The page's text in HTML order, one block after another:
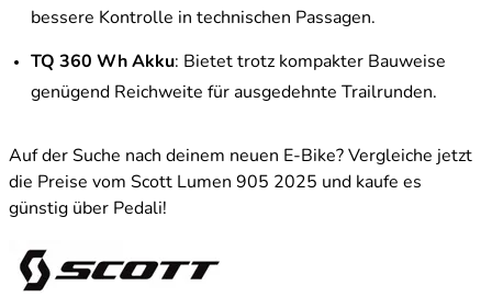
bessere Kontrolle in technischen Passagen.
TQ 360 Wh Akku: Bietet trotz kompakter Bauweise
genügend Reichweite für ausgedehnte Trailrunden.
Auf der Suche nach deinem neuen E-Bike? Vergleiche jetzt
die Preise vom Scott Lumen 905 2025 und kaufe es
günstig über Pedali!